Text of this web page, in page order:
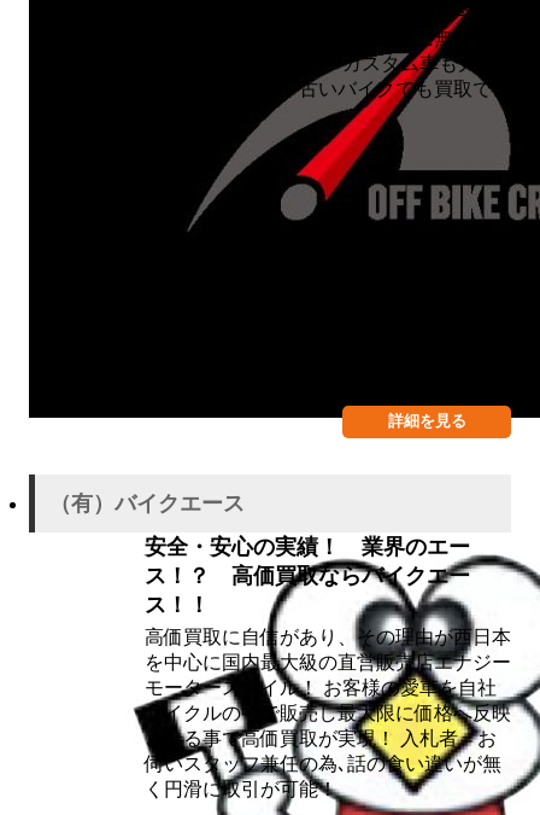
り、バイクを売りたいと思ったとき今まで
乗ってきた大切な愛車を、丁寧に無料査定
させていただきます。 カスタム車も大得
意です。事故車や古いバイクでも買取でき
詳細を見る
（有）バイクエース
安全・安心の実績！ 業界のエー
ス！？ 高価買取ならバイクエー
ス！！
高価買取に自信があり、その理由が西日本
を中心に国内最大級の直営販売店エナジー
モータースタイル！ お客様の愛車を自社
サイクルの中で販売し最大限に価格へ反映
させる事で高価買取が実現！ 入札者＝お
伺いスタッフ兼任の為､話の食い違いが無
く円滑に取引が可能！